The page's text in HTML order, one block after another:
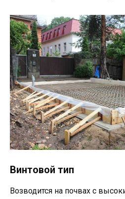
Винтовой тип
Возводится на почвах с